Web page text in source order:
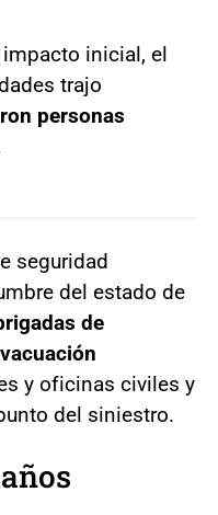
inicial, el
trajo
personas
seguridad
del estado de
de
y oficinas civiles y
del siniestro.